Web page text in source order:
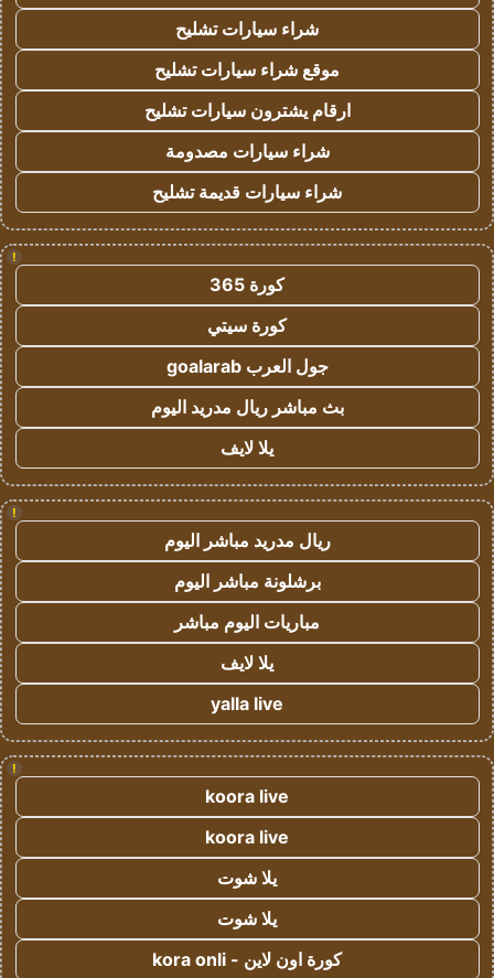
شراء سيارات تشليح
موقع شراء سيارات تشليح
ارقام يشترون سيارات تشليح
شراء سيارات مصدومة
شراء سيارات قديمة تشليح
!
كورة 365
كورة سيتي
جول العرب goalarab
بث مباشر ريال مدريد اليوم
يلا لايف
!
ريال مدريد مباشر اليوم
برشلونة مباشر اليوم
مباريات اليوم مباشر
يلا لايف
yalla live
!
koora live
koora live
يلا شوت
يلا شوت
كورة اون لاين - kora onli